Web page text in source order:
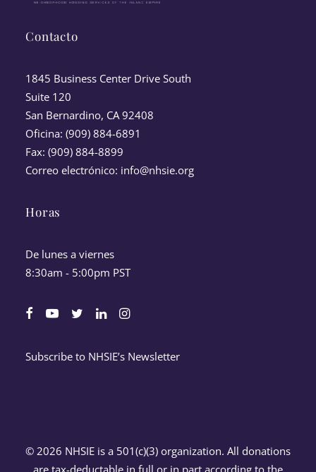
Contacto
1845 Business Center Drive South
Suite 120
San Bernardino, CA 92408
Oficina: (909) 884-6891
Fax: (909) 884-8899
Correo electrónico: info@nhsie.org
Horas
De lunes a viernes
8:30am - 5:00pm PST
Subscribe to NHSIE’s Newsletter
© 2026 NHSIE is a 501(c)(3) organization. All donations
are tax-deductable in full or in part according to the